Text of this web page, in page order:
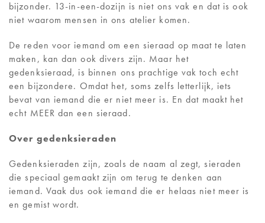
NIEUWS / BLOG
CONTACT
bijzonder. 13-in-een-dozijn is niet ons vak en dat is ook
niet waarom mensen in ons atelier komen.
De reden voor iemand om een sieraad op maat te laten
maken, kan dan ook divers zijn. Maar het
gedenksieraad, is binnen ons prachtige vak toch echt
een bijzondere. Omdat het, soms zelfs letterlijk, iets
bevat van iemand die er niet meer is. En dat maakt het
echt MEER dan een sieraad.
Over gedenksieraden
Gedenksieraden zijn, zoals de naam al zegt, sieraden
die speciaal gemaakt zijn om terug te denken aan
iemand. Vaak dus ook iemand die er helaas niet meer is
en gemist wordt.